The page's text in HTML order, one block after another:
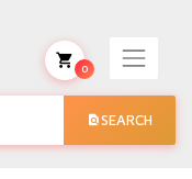
SEARCH
0